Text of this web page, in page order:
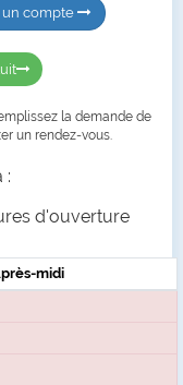
compte
la demande de
un rendez-vous.
:
d'ouverture
midi